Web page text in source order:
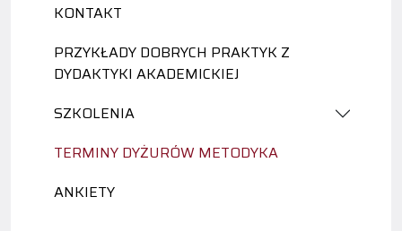
KONTAKT
PRZYKŁADY DOBRYCH PRAKTYK Z
DYDAKTYKI AKADEMICKIEJ
SZKOLENIA
TERMINY DYŻURÓW METODYKA
ANKIETY